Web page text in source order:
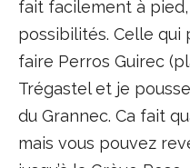
fait facilement à
possibilités. Celle qui
faire Perros Guirec
Trégastel et je
du Grannec. Ca fait
mais vous pouvez